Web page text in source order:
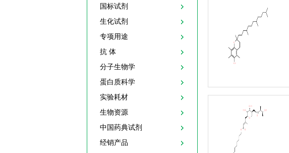
国标试剂
生化试剂
专项用途
抗 体
分子生物学
蛋白质科学
实验耗材
生物资源
中国药典试剂
经销产品